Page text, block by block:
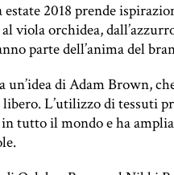
2018 prende
viola orchidea,
parte dell’anima del
di Adam Brown,
L’utilizzo di tessuti
tutto il mondo e ha